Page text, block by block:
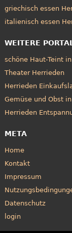
griechisch essen
italienisch essen
WEITERE
schöne Haut-Teint
Theater Herrieden
Herrieden
Gemüse und Obst
Herrieden
META
Home
Kontakt
Impressum
Datenschutz
login